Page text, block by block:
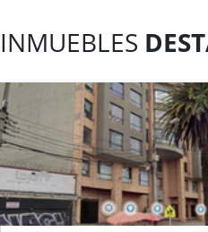
INMUEBLES